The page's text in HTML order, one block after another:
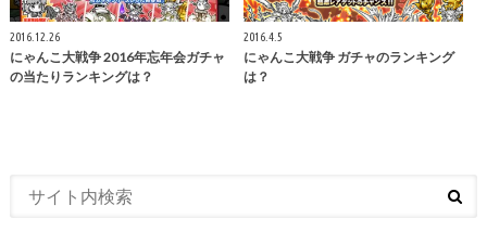
2016.12.26
にゃんこ大戦争 2016年忘年会ガチャ
の当たりランキングは？
2016.4.5
にゃんこ大戦争 ガチャのランキング
は？